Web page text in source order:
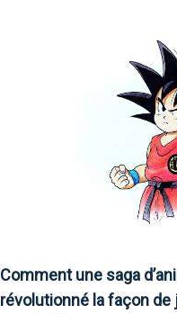
Comment une saga
révolutionné la façon de